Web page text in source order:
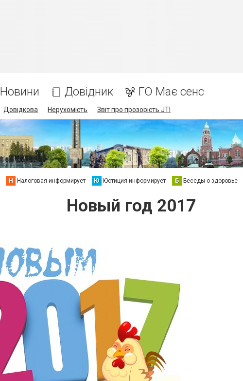
Новини Довідник ГО Має сенс
Довідкова Нерухомість Звіт про прозорість JTI
Н Налоговая информирует Ю Юстиция информирует Б Беседы о здоровье
Новый год 2017